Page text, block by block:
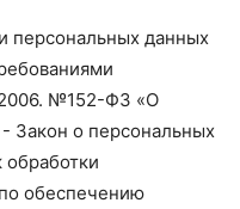
персональных данных
№152-ФЗ «О
Закон о персональных
обеспечению